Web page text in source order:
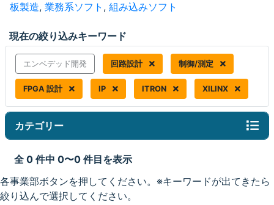
板製造, 業務系ソフト , 組み込みソフト
現在の絞り込みキーワード
エンベデッド開発 回路設計 制御/測定
FPGA 設計 IP ITRON XILINX
カテゴリー
全 0 件中 0〜0 件目を表示
各事業部ボタンを押してください。※キーワードが出てきたら
絞り込んで選択してください。